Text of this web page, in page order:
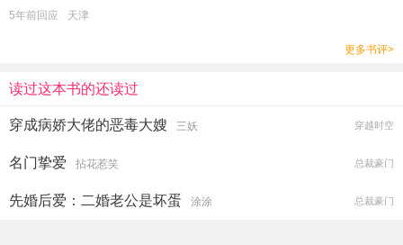
5年前回应 天津
更多书评>
读过这本书的还读过
穿成病娇大佬的恶毒大嫂 三妖 穿越时空
名门挚爱 拈花惹笑 总裁豪门
先婚后爱：二婚老公是坏蛋 涂涂 总裁豪门